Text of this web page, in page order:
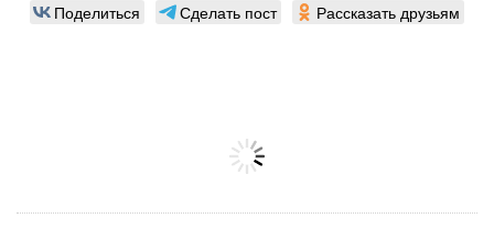
Поделиться Сделать пост Рассказать друзьям